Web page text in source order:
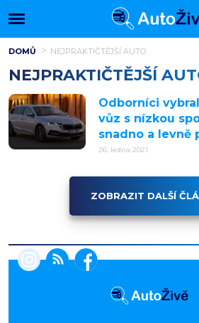
DOMŮ NEJPRAKTIČTĚJŠÍ AUTO
NEJPRAKTIČTĚJŠÍ
Odborníci
vůz s nízkou
snadno a levně
26. ledna 2021
ZOBRAZIT DALŠÍ